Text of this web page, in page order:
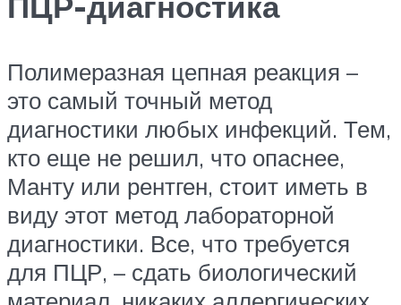
Полимеразная цепная реакция –
это самый точный метод
диагностики любых инфекций. Тем,
кто еще не решил, что опаснее,
Манту или рентген, стоит иметь в
виду этот метод лабораторной
диагностики. Все, что требуется
для ПЦР, – сдать биологический